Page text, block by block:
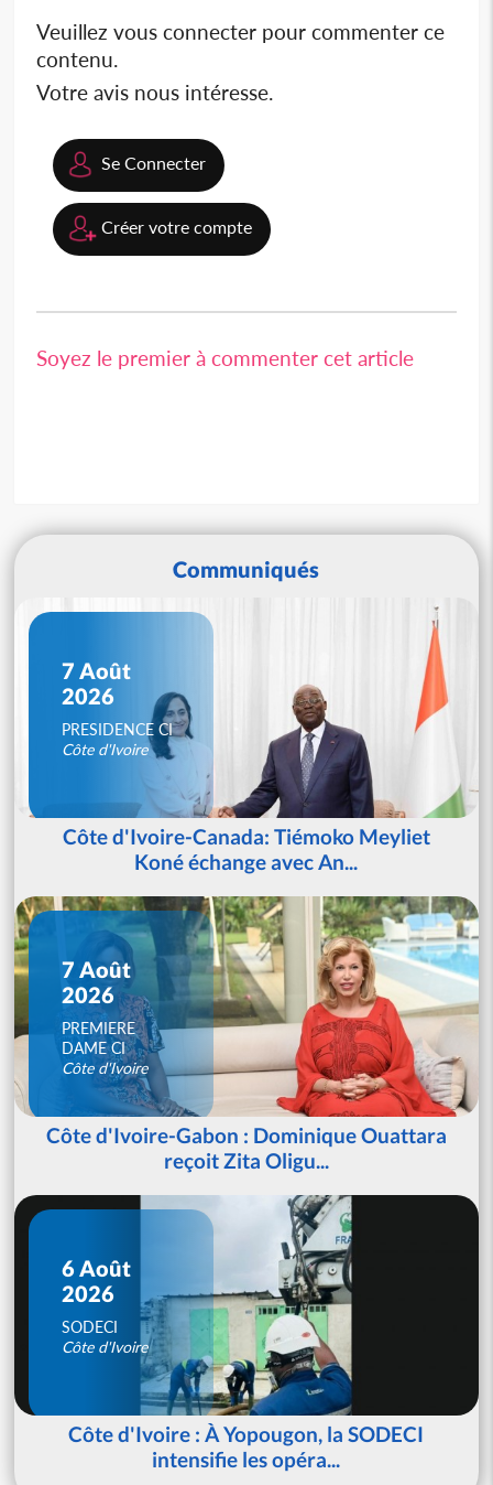
Veuillez vous connecter pour commenter ce
contenu.
Votre avis nous intéresse.
Se Connecter
Créer votre compte
Soyez le premier à commenter cet article
Communiqués
7 Août
2026
PRESIDENCE CI
Côte d'Ivoire
Côte d'Ivoire-Canada: Tiémoko Meyliet
Koné échange avec An...
7 Août
2026
PREMIERE
DAME CI
Côte d'Ivoire
Côte d'Ivoire-Gabon : Dominique Ouattara
reçoit Zita Oligu...
6 Août
2026
SODECI
Côte d'Ivoire
Côte d'Ivoire : À Yopougon, la SODECI
intensifie les opéra...